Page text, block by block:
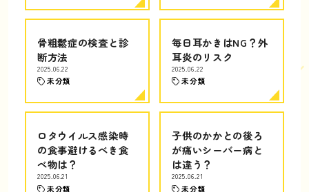
骨粗鬆症の検査と診
断方法
2025.06.22
未分類
毎日耳かきはNG？外
耳炎のリスク
2025.06.22
未分類
ロタウイルス感染時
の食事避けるべき食
べ物は？
2025.06.21
未分類
子供のかかとの後ろ
が痛いシーバー病と
は違う？
2025.06.21
未分類